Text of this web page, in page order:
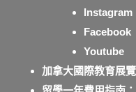
Instagram
Facebook
Youtube
加拿大國際教育展覽